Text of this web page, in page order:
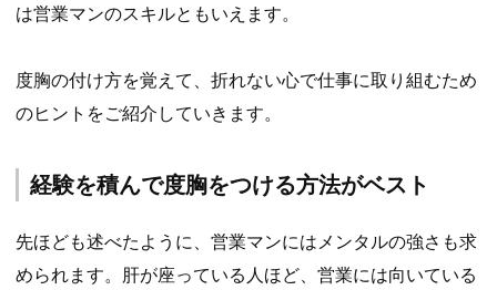
は営業マンのスキルともいえます。
度胸の付け方を覚えて、折れない心で仕事に取り組むため
のヒントをご紹介していきます。
経験を積んで度胸をつける方法がベスト
先ほども述べたように、営業マンにはメンタルの強さも求
められます。肝が座っている人ほど、営業には向いている